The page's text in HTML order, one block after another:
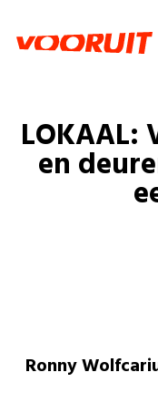
LOKAAL:
en
Ronny